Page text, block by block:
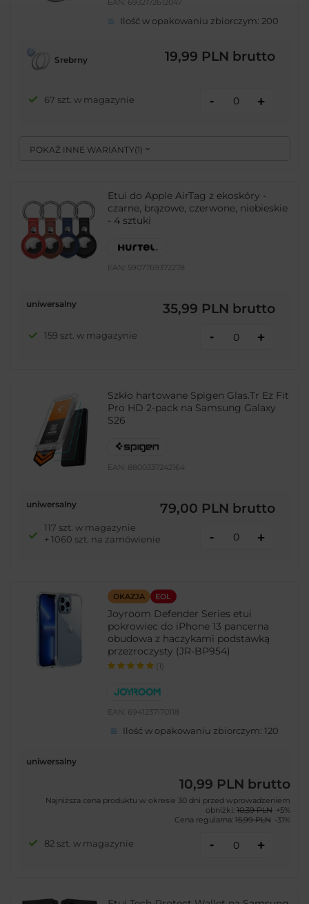
EAN: 6932172612047
Ilość w opakowaniu zbiorczym:200
POKAŻ INNE WARIANTY( 1)
Srebrny 19,99 PLN brutto
67 szt. w magazynie - +
Etui do Apple AirTag z ekoskóry -
czarne, brązowe, czerwone, niebieskie
- 4 sztuki
EAN: 5907769372278
uniwersalny 35,99 PLN brutto
159 szt. w magazynie - +
Szkło hartowane Spigen Glas.Tr Ez Fit
Pro HD 2-pack na Samsung Galaxy
S26
EAN: 8800337242164
uniwersalny 79,00 PLN brutto
117 szt. w magazynie
+ 1060 szt. na zamówienie
- +
OKAZJA EOL
Joyroom Defender Series etui
pokrowiec do iPhone 13 pancerna
obudowa z haczykami podstawką
przezroczysty (JR-BP954)
(1)
EAN: 6941237170118
Ilość w opakowaniu zbiorczym:120
uniwersalny
10,99 PLN brutto
Najniższa cena produktu w okresie 30 dni przed wprowadzeniem
obniżki: 10,39 PLN +5%
Cena regularna: 15,99 PLN -31%
82 szt. w magazynie - +